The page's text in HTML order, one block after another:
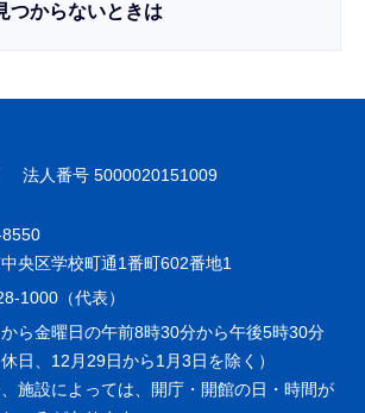
つからないときは
法人番号 5000020151009
8550
央区学校町通1番町602番地1
1000（代表）
から金曜日の午前8時30分から午後5時30分
休日、12月29日から1月3日を除く）
施設によっては、開庁・開館の日・時間が